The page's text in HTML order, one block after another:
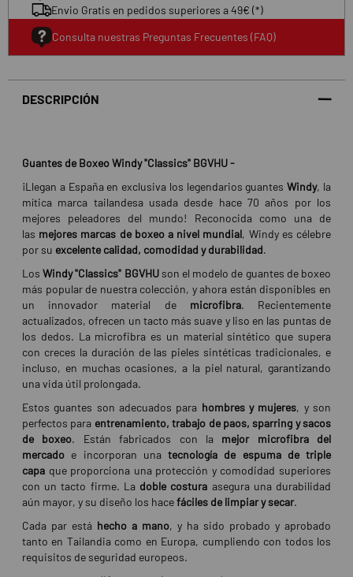
Envio Gratis en pedidos superiores a 49€ (*)
Consulta nuestras Preguntas Frecuentes (FAQ)
DESCRIPCIÓN
Guantes de Boxeo Windy "Classics" BGVHU -
¡Llegan a España en exclusiva los legendarios guantesWindy, la
mítica marca tailandesa usada desde hace 70 años por los
mejores peleadores del mundo! Reconocida como una de
las mejores marcas de boxeo a nivel mundial, Windy es célebre
por su excelente calidad, comodidad y durabilidad.
LosWindy "Classics" BGVHUson el modelo de guantes de boxeo
más popular de nuestra colección, y ahora están disponibles en
un innovador material de microfibra. Recientemente
actualizados, ofrecen un tacto más suave y liso en las puntas de
los dedos. La microfibra es un material sintético que supera
con creces la duración de las pieles sintéticas tradicionales, e
incluso, en muchas ocasiones, a la piel natural, garantizando
una vida útil prolongada.
Estos guantes son adecuados para hombres y mujeres, y son
perfectos para entrenamiento, trabajo de paos, sparring y sacos
de boxeo. Están fabricados con la mejor microfibra del
mercado e incorporan una tecnología de espuma de triple
capa que proporciona una protección y comodidad superiores
con un tacto firme. La doble costura asegura una durabilidad
aún mayor, y su diseño los hacefáciles de limpiar y secar.
Cada par está hecho a mano, y ha sido probado y aprobado
tanto en Tailandia como en Europa, cumpliendo con todos los
requisitos de seguridad europeos.